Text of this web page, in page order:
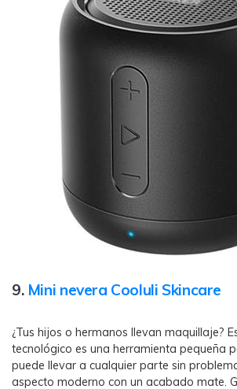
9. Mini nevera Cooluli Skincare
¿Tus hijos o hermanos llevan maquillaje?
tecnológico es una herramienta pequeña
puede llevar a cualquier parte sin
aspecto moderno con un acabado mate.